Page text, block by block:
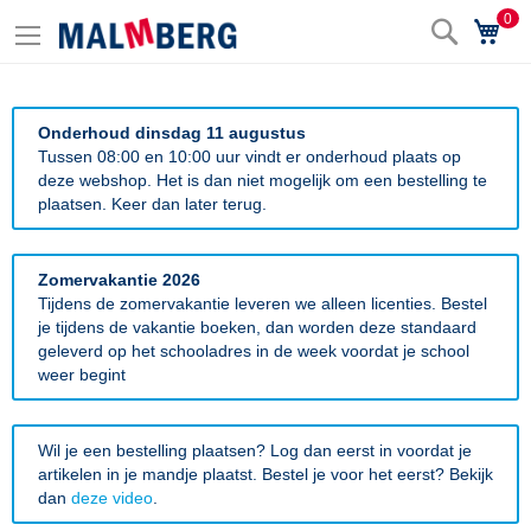
Zoek0
Onderhoud dinsdag 11 augustus
Tussen 08:00 en 10:00 uur vindt er onderhoud plaats op
deze webshop. Het is dan niet mogelijk om een bestelling te
plaatsen. Keer dan later terug.
Zomervakantie 2026
Tijdens de zomervakantie leveren we alleen licenties. Bestel
je tijdens de vakantie boeken, dan worden deze standaard
geleverd op het schooladres in de week voordat je school
weer begint
Wil je een bestelling plaatsen? Log dan eerst in voordat je
artikelen in je mandje plaatst. Bestel je voor het eerst? Bekijk
dan deze video